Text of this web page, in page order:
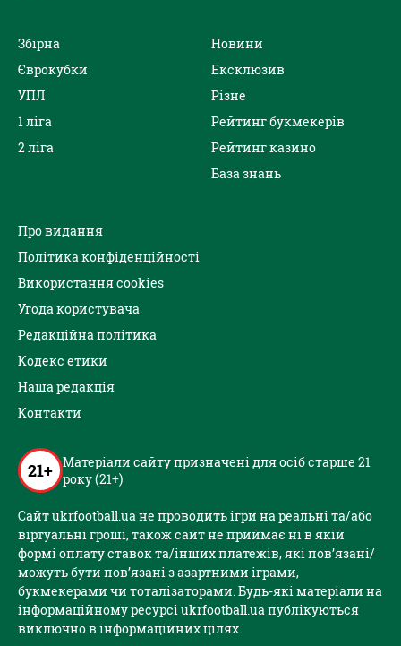
Збірна
Єврокубки
УПЛ
1 ліга
2 ліга
Новини
Ексклюзив
Різне
Рейтинг букмекерів
Рейтинг казино
База знань
Про видання
Політика конфіденційності
Використання cookies
Угода користувача
Редакційна політика
Кодекс етики
Наша редакція
Контакти
21+ Матеріали сайту призначені для осіб старше 21
року (21+)
Сайт ukrfootball.ua не проводить ігри на реальні та/або
віртуальні гроші, також сайт не приймає ні в якій
формі оплату ставок та/інших платежів, які пов’язані/
можуть бути пов’язані з азартними іграми,
букмекерами чи тоталізаторами. Будь-які матеріали на
інформаційному ресурсі ukrfootball.ua публікуються
виключно в інформаційних цілях.